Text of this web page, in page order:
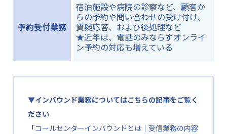
予約受付業務
宿泊施設や病院の診察など、顧客か
らの予約や問い合わせの受け付け、
質疑応答、および後処理など
★近年は、電話のみならずオンライ
ン予約の対応も増えている
▼インバウンド業務についてはこちらの記事をご覧く
ださい
「コールセンターインバウンドとは│受信業務の内容